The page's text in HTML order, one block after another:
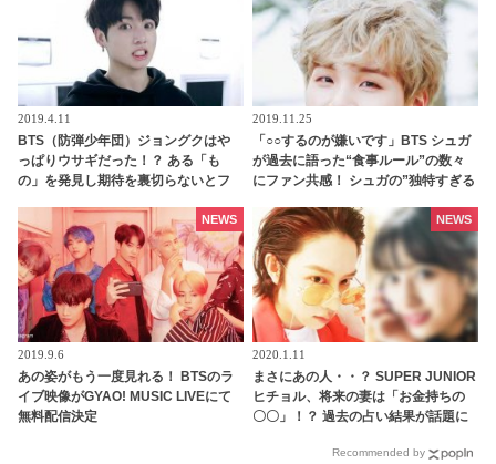
2019.4.11
BTS（防弾少年団）ジョングクはや
っぱりウサギだった！？ ある「も
の」を発見し期待を裏切らないとフ
2019.11.25
「○○するのが嫌いです」BTS シュガ
が過去に語った“食事ルール”の数々
にファン共感！ シュガの”独特すぎる
2019.9.6
あの姿がもう一度見れる！ BTSのラ
イブ映像がGYAO! MUSIC LIVEにて
無料配信決定
NEWS
2020.1.11
まさにあの人・・？ SUPER JUNIOR
ヒチョル、将来の妻は「お金持ちの
〇〇」！？ 過去の占い結果が話題に
NEWS
Recommended by